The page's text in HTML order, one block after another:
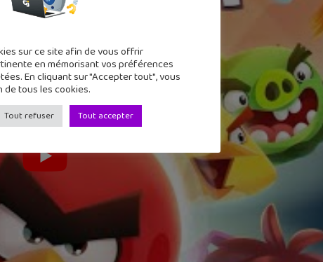
sur ce site afin de vous offrir
en mémorisant vos préférences
En cliquant sur "Accepter tout", vous
tous les cookies.
Tout refuser Tout accepter